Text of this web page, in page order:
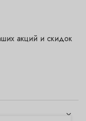
акций и скидок